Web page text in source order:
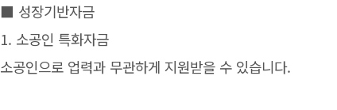
■ 성장기반자금
1. 소공인 특화자금
소공인으로 업력과 무관하게 지원받을 수 있습니다.